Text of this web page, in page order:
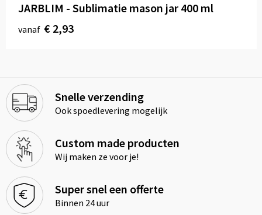
JARBLIM - Sublimatie mason jar 400 ml
vanaf € 2,93
Snelle verzending
Ook spoedlevering mogelijk
Custom made producten
Wij maken ze voor je!
Super snel een offerte
Binnen 24 uur